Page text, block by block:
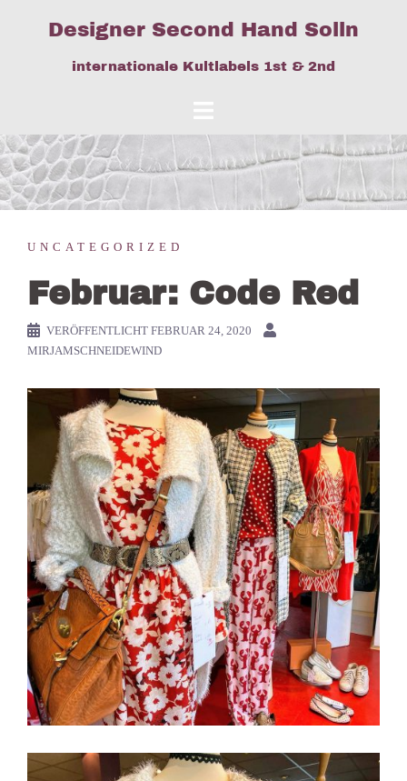
Designer Second Hand Solln
internationale Kultlabels 1st & 2nd
UNCATEGORIZED
Februar: Code Red
VERÖFFENTLICHT FEBRUAR 24, 2020
MIRJAMSCHNEIDEWIND